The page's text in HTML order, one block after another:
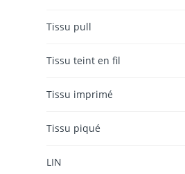
Tissu pull
Tissu teint en fil
Tissu imprimé
Tissu piqué
LIN